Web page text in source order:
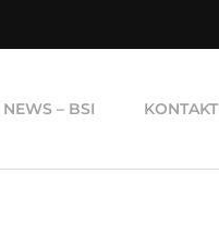
NEWS – BSI KONTAKT